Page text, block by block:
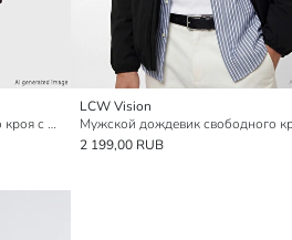
Мужской дождевик свободного кроя с капюшоном
LCW Vision
2 199,00 RUB